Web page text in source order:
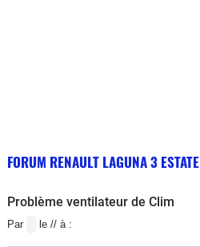
FORUM RENAULT LAGUNA 3 ESTATE
Problème ventilateur de Clim
Par le // à :